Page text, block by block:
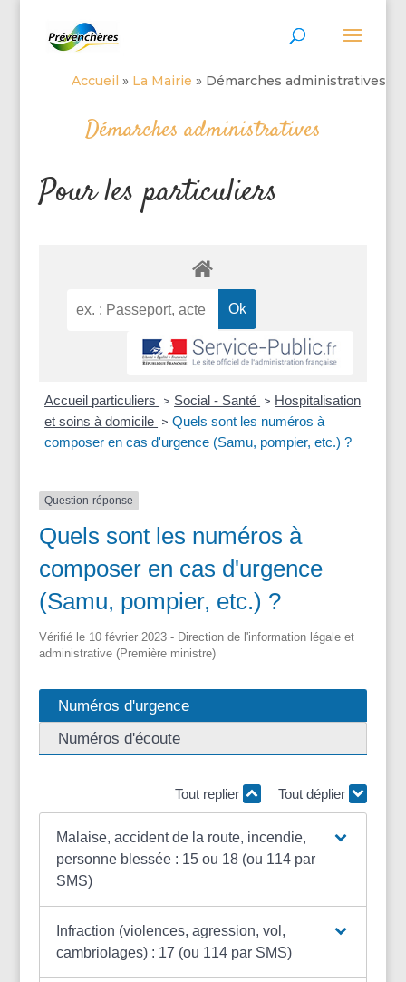
Accueil » La Mairie » Démarches administratives
Démarches administratives
Pour les particuliers
Accueil particuliers > Social - Santé > Hospitalisation
et soins à domicile > Quels sont les numéros à
composer en cas d'urgence (Samu, pompier, etc.) ?
Question-réponse
Quels sont les numéros à
composer en cas d'urgence
(Samu, pompier, etc.) ?
Vérifié le 10 février 2023 - Direction de l'information légale et
administrative (Première ministre)
Numéros d'urgence
Numéros d'écoute
Tout replier Tout déplier
Malaise, accident de la route, incendie,
personne blessée : 15 ou 18 (ou 114 par
SMS)
Infraction (violences, agression, vol,
cambriolages) : 17 (ou 114 par SMS)